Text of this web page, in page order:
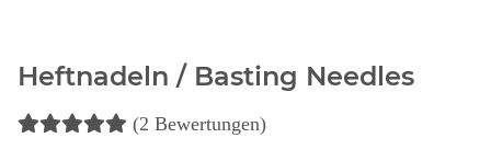
Heftnadeln / Basting Needles
(2 Bewertungen)